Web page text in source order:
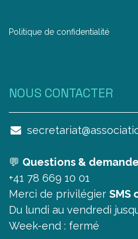
Politique de confidentialité
NOUS CONTAC​TER
💬 Questions &
+41 78 669 10 01
Merci de privilégier SMS
Du lundi au vendredi
Week-end : fermé